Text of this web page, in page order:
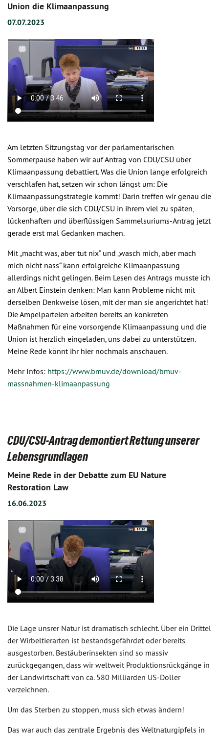
Union die Klimaanpassung
07.07.2023
Am letzten Sitzungstag vor der parlamentarischen
Sommerpause haben wir auf Antrag von CDU/CSU über
Klimaanpassung debattiert. Was die Union lange erfolgreich
verschlafen hat, setzen wir schon längst um: Die
Klimaanpassungstrategie kommt! Darin treffen wir genau die
Vorsorge, über die sich CDU/CSU in ihrem viel zu späten,
lückenhaften und überflüssigen Sammelsuriums-Antrag jetzt
gerade erst mal Gedanken machen.
Mit „macht was, aber tut nix“ und „wasch mich, aber mach
mich nicht nass“ kann erfolgreiche Klimaanpassung
allerdings nicht gelingen. Beim Lesen des Antrags musste ich
an Albert Einstein denken: Man kann Probleme nicht mit
derselben Denkweise lösen, mit der man sie angerichtet hat!
Die Ampelparteien arbeiten bereits an konkreten
Maßnahmen für eine vorsorgende Klimaanpassung und die
Union ist herzlich eingeladen, uns dabei zu unterstützen.
Meine Rede könnt ihr hier nochmals anschauen.
Mehr Infos: https://www.bmuv.de/download/bmuv-
massnahmen-klimaanpassung
CDU/CSU-Antrag demontiert Rettung unserer
Lebensgrundlagen
Meine Rede in der Debatte zum EU Nature
Restoration Law
16.06.2023
Die Lage unsrer Natur ist dramatisch schlecht. Über ein Drittel
der Wirbeltierarten ist bestandsgefährdet oder bereits
ausgestorben. Bestäuberinsekten sind so massiv
zurückgegangen, dass wir weltweit Produktionsrückgänge in
der Landwirtschaft von ca. 580 Milliarden US-Doller
verzeichnen.
Um das Sterben zu stoppen, muss sich etwas ändern!
Das war auch das zentrale Ergebnis des Weltnaturgipfels in